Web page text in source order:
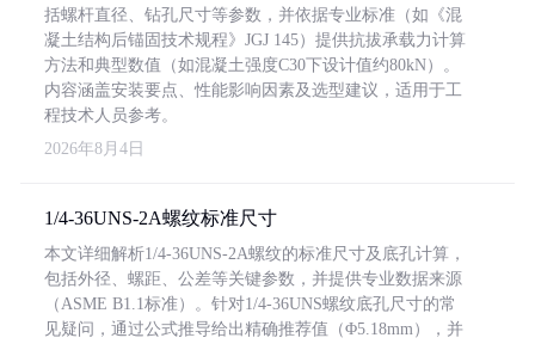
括螺杆直径、钻孔尺寸等参数，并依据专业标准（如《混
凝土结构后锚固技术规程》JGJ 145）提供抗拔承载力计算
方法和典型数值（如混凝土强度C30下设计值约80kN）。
内容涵盖安装要点、性能影响因素及选型建议，适用于工
程技术人员参考。
2026年8月4日
1/4-36UNS-2A螺纹标准尺寸
本文详细解析1/4-36UNS-2A螺纹的标准尺寸及底孔计算，
包括外径、螺距、公差等关键参数，并提供专业数据来源
（ASME B1.1标准）。针对1/4-36UNS螺纹底孔尺寸的常
见疑问，通过公式推导给出精确推荐值（Φ5.18mm），并